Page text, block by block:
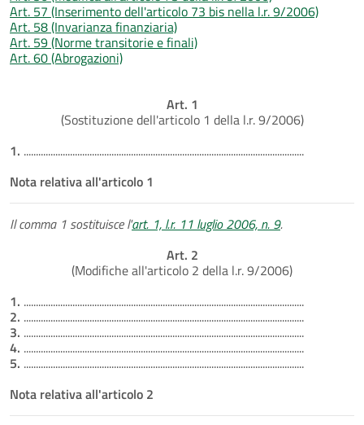
Art. 57 (Inserimento dell'articolo 73 bis nella l.r. 9/2006)
Art. 58 (Invarianza finanziaria)
Art. 59 (Norme transitorie e finali)
Art. 60 (Abrogazioni)
Art. 1
(Sostituzione dell'articolo 1 della l.r. 9/2006)
1. ...................................................................................................................
Nota relativa all'articolo 1
Il comma 1 sostituisce l'art. 1, l.r. 11 luglio 2006, n. 9.
Art. 2
(Modifiche all'articolo 2 della l.r. 9/2006)
1. ...................................................................................................................
2. ...................................................................................................................
3. ...................................................................................................................
4. ...................................................................................................................
5. ...................................................................................................................
Nota relativa all'articolo 2